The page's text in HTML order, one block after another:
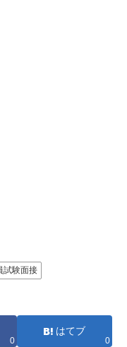
試験面接
0
はてブ
0